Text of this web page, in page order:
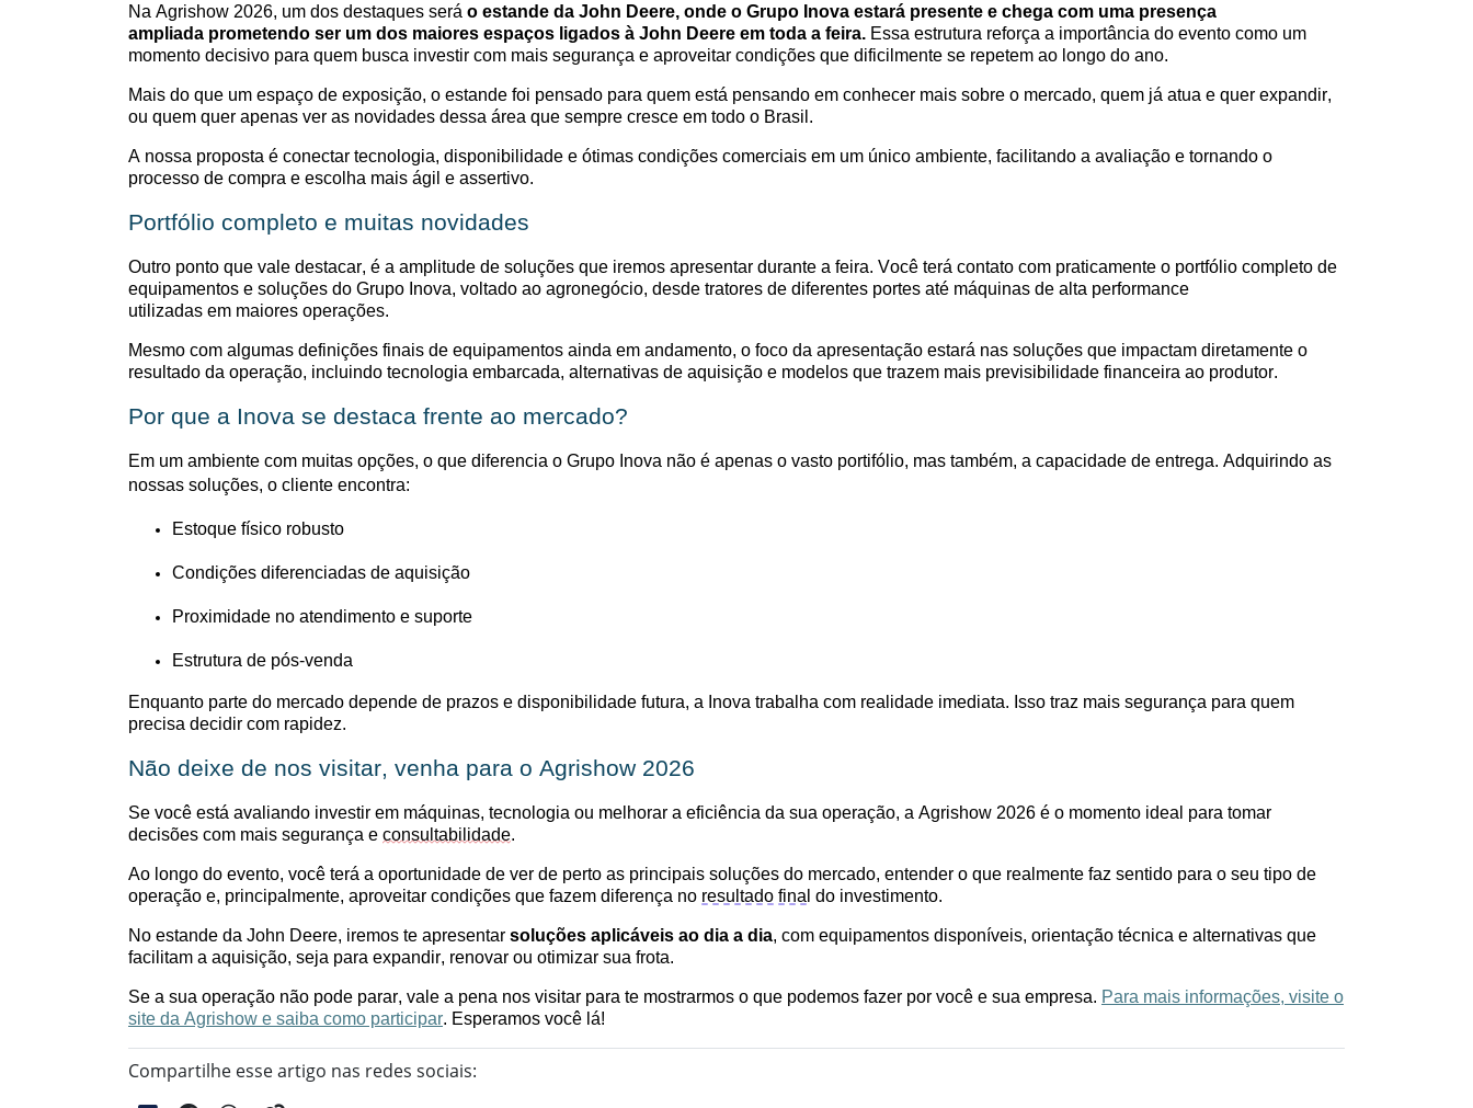
Na Agrishow 2026, um dos destaques será o estande da John Deere, onde o Grupo Inova estará presente e chega com uma presença
ampliada prometendo ser um dos maiores espaços ligados à John Deere em toda a feira. Essa estrutura reforça a importância do evento como um
momento decisivo para quem busca investir com mais segurança e aproveitar condições que dificilmente se repetem ao longo do ano.
Mais do que um espaço de exposição, o estande foi pensado para quem está pensando em conhecer mais sobre o mercado, quem já atua e quer expandir,
ou quem quer apenas ver as novidades dessa área que sempre cresce em todo o Brasil.
A nossa proposta é conectar tecnologia, disponibilidade e ótimas condições comerciais em um único ambiente, facilitando a avaliação e tornando o
processo de compra e escolha mais ágil e assertivo.
Portfólio completo e muitas novidades
Outro ponto que vale destacar, é a amplitude de soluções que iremos apresentar durante a feira. Você terá contato com praticamente o portfólio completo de
equipamentos e soluções do Grupo Inova, voltado ao agronegócio, desde tratores de diferentes portes até máquinas de alta performance
utilizadas em maiores operações.
Mesmo com algumas definições finais de equipamentos ainda em andamento, o foco da apresentação estará nas soluções que impactam diretamente o
resultado da operação, incluindo tecnologia embarcada, alternativas de aquisição e modelos que trazem mais previsibilidade financeira ao produtor.
Por que a Inova se destaca frente ao mercado?
Em um ambiente com muitas opções, o que diferencia o Grupo Inova não é apenas o vasto portifólio, mas também, a capacidade de entrega. Adquirindo as
nossas soluções, o cliente encontra:
Estoque físico robusto
Condições diferenciadas de aquisição
Proximidade no atendimento e suporte
Estrutura de pós-venda
Enquanto parte do mercado depende de prazos e disponibilidade futura, a Inova trabalha com realidade imediata. Isso traz mais segurança para quem
precisa decidir com rapidez.
Não deixe de nos visitar, venha para o Agrishow 2026
Se você está avaliando investir em máquinas, tecnologia ou melhorar a eficiência da sua operação, a Agrishow 2026 é o momento ideal para tomar
decisões com mais segurança e consultabilidade.
Ao longo do evento, você terá a oportunidade de ver de perto as principais soluções do mercado, entender o que realmente faz sentido para o seu tipo de
operação e, principalmente, aproveitar condições que fazem diferença no resultado final do investimento.
No estande da John Deere, iremos te apresentar soluções aplicáveis ao dia a dia, com equipamentos disponíveis, orientação técnica e alternativas que
facilitam a aquisição, seja para expandir, renovar ou otimizar sua frota.
Se a sua operação não pode parar, vale a pena nos visitar para te mostrarmos o que podemos fazer por você e sua empresa. Para mais informações, visite o
site da Agrishow e saiba como participar. Esperamos você lá!
Compartilhe esse artigo nas redes sociais: